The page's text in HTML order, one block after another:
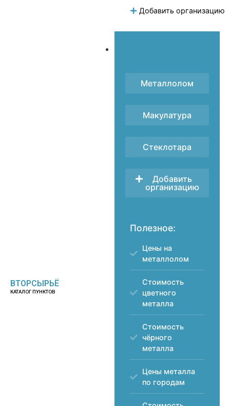
Добавить организацию
ВТОРСЫРЬЁ
КАТАЛОГ ПУНКТОВ
Металлолом
Макулатура
Стеклотара
Добавить
организацию
Полезное:
Цены на
металлолом
Стоимость
цветного
металла
Стоимость
чёрного
металла
Цены металла
по городам